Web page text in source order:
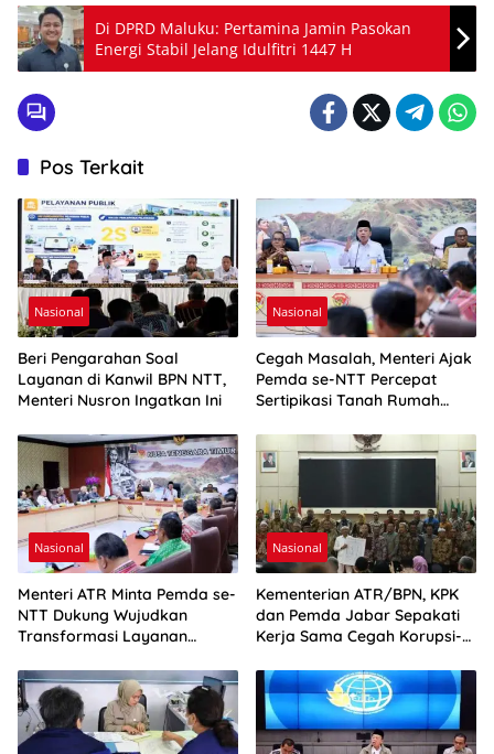
Di DPRD Maluku: Pertamina Jamin Pasokan
Energi Stabil Jelang Idulfitri 1447 H
Pos Terkait
Nasional
Beri Pengarahan Soal
Layanan di Kanwil BPN NTT,
Menteri Nusron Ingatkan Ini
Nasional
Cegah Masalah, Menteri Ajak
Pemda se-NTT Percepat
Sertipikasi Tanah Rumah
Nasional
Menteri ATR Minta Pemda se-
NTT Dukung Wujudkan
Transformasi Layanan
Nasional
Kementerian ATR/BPN, KPK
dan Pemda Jabar Sepakati
Kerja Sama Cegah Korupsi-